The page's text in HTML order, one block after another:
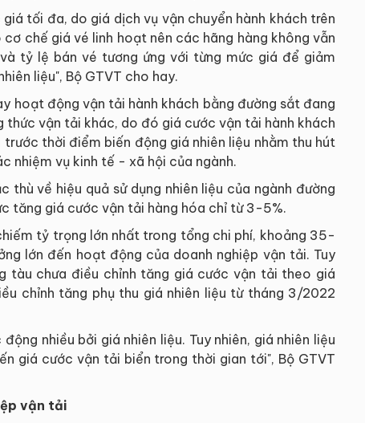
tối đa, do giá dịch vụ vận chuyển hành khách trên
chế giá vé linh hoạt nên các hãng hàng không vẫn
tỷ lệ bán vé tương ứng với từng mức giá để giảm
liệu", Bộ GTVT cho hay.
hoạt động vận tải hành khách bằng đường sắt đang
thức vận tải khác, do đó giá cước vận tải hành khách
thời điểm biến động giá nhiên liệu nhằm thu hút
nhiệm vụ kinh tế - xã hội của ngành.
về hiệu quả sử dụng nhiên liệu của ngành đường
tăng giá cước vận tải hàng hóa chỉ từ 3-5%.
tỷ trọng lớn nhất trong tổng chi phí, khoảng 35-
lớn đến hoạt động của doanh nghiệp vận tải. Tuy
tàu chưa điều chỉnh tăng giá cước vận tải theo giá
chỉnh tăng phụ thu giá nhiên liệu từ tháng 3/2022
nhiều bởi giá nhiên liệu. Tuy nhiên, giá nhiên liệu
giá cước vận tải biển trong thời gian tới", Bộ GTVT
vận tải